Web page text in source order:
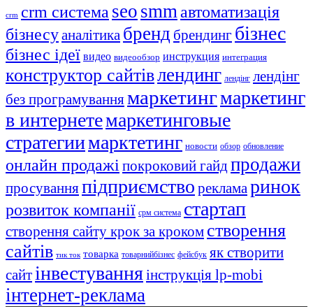
crm crm система seo smmавтоматизація
бізнесуаналітика бренд брендинг бізнес
бізнес ідеї видео видеообзор инструкция интеграция
конструктор сайтівлендинг лендінг лендінг
без програмуваннямаркетингмаркетинг
в интернетемаркетинговые
стратегиимарктетинг новости обзор обновление
онлайн продажі покроковий гайдпродажи
просуванняпідприємство рекламаринок
розвиток компанії срм система стартап
створення сайту крок за кроком створення
сайтів тик ток товарка товарнийбізнес фейсбук як створити
сайт інвестуванняінструкція lp-mobi
інтернет-реклама